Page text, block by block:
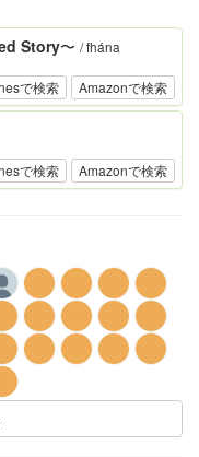
で検索 Amazonで検索
Story〜 / fhána
で検索 Amazonで検索